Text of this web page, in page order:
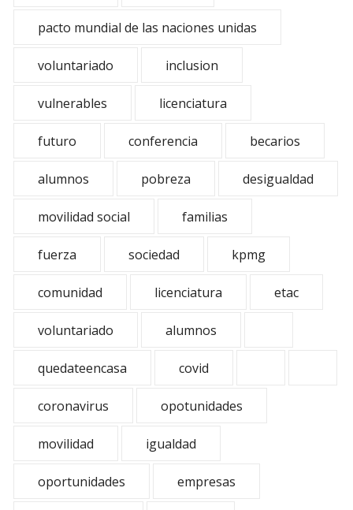
pacto mundial de las naciones unidas
voluntariado inclusion
vulnerables licenciatura
futuro conferencia becarios
alumnos pobreza desigualdad
movilidad social familias
fuerza sociedad kpmg
comunidad licenciatura etac
voluntariado alumnos
quedateencasa covid
coronavirus opotunidades
movilidad igualdad
oportunidades empresas